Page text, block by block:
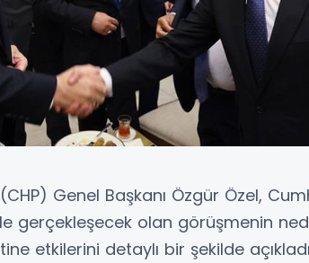
Genel Başkanı Özgür Özel,
gerçekleşecek olan görüşmenin
etkilerini detaylı bir şekilde